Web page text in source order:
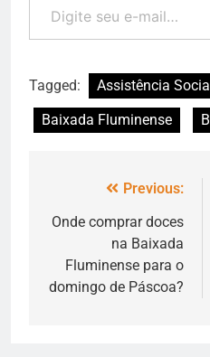
Tagged:
Assistência
Baixada Fluminense
Previous:
Onde comprar doces
na Baixada
Fluminense para o
domingo de Páscoa?